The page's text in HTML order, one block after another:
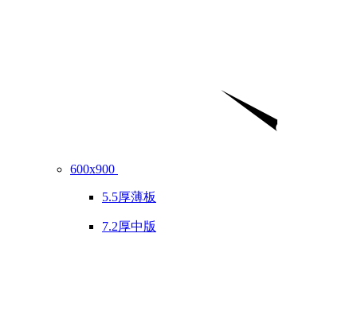
600x900
5.5厚薄板
7.2厚中版